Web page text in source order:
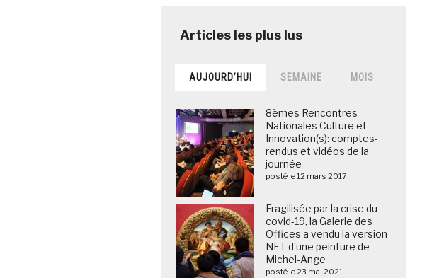
AUJOURD’HUI SEMAINE MOIS
8èmes Rencontres
Nationales Culture et
Innovation(s): comptes-
rendus et vidéos de la
journée
posté le 12 mars 2017
Fragilisée par la crise du
covid-19, la Galerie des
Offices a vendu la version
NFT d’une peinture de
Michel-Ange
posté le 23 mai 2021